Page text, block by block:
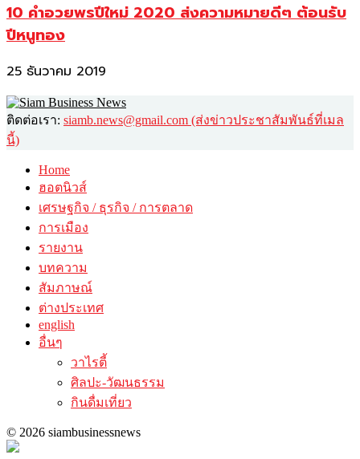
10 คำอวยพรปีใหม่ 2020 ส่งความหมายดีๆ ต้อนรับ
ปีหนูทอง
25 ธันวาคม 2019
ติดต่อเรา: siamb.news@gmail.com (ส่งข่าวประชาสัมพันธ์ที่เมล
นี้)
Home
ฮอตนิวส์
เศรษฐกิจ / ธุรกิจ / การตลาด
การเมือง
รายงาน
บทความ
สัมภาษณ์
ต่างประเทศ
english
อื่นๆ
วาไรตี้
ศิลปะ-วัฒนธรรม
กินดื่มเที่ยว
© 2026 siambusinessnews